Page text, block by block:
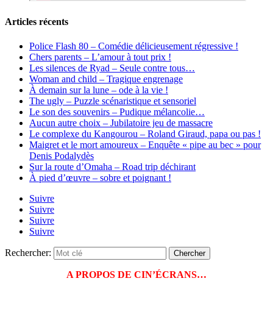
Articles récents
Police Flash 80 – Comédie délicieusement régressive !
Chers parents – L’amour à tout prix !
Les silences de Ryad – Seule contre tous…
Woman and child – Tragique engrenage
À demain sur la lune – ode à la vie !
The ugly – Puzzle scénaristique et sensoriel
Le son des souvenirs – Pudique mélancolie…
Aucun autre choix – Jubilatoire jeu de massacre
Le complexe du Kangourou – Roland Giraud, papa ou pas !
Maigret et le mort amoureux – Enquête « pipe au bec » pour
Denis Podalydès
Sur la route d’Omaha – Road trip déchirant
À pied d’œuvre – sobre et poignant !
Suivre
Suivre
Suivre
Suivre
Rechercher:
A PROPOS DE CIN’ÉCRANS…